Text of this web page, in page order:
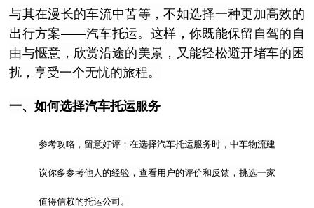
与其在漫长的车流中苦等，不如选择一种更加高效的
出行方案——汽车托运。这样，你既能保留自驾的自
由与惬意，欣赏沿途的美景，又能轻松避开堵车的困
扰，享受一个无忧的旅程。
一、如何选择汽车托运服务
参考攻略，留意好评：在选择汽车托运服务时，中车物流建
议你多参考他人的经验，查看用户的评价和反馈，挑选一家
值得信赖的托运公司。